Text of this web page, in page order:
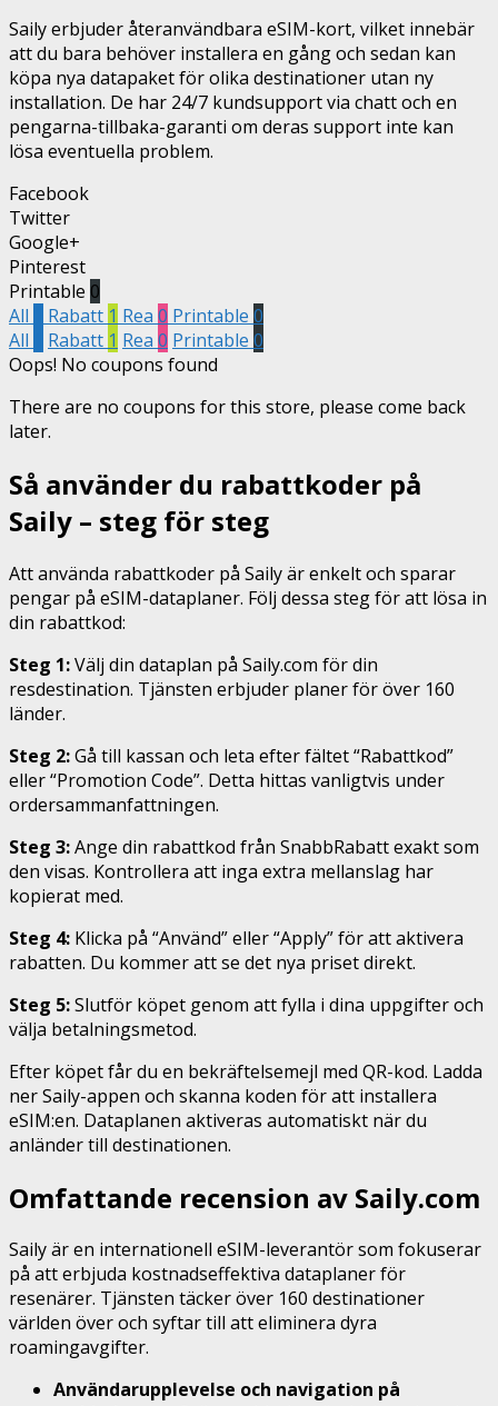
Saily erbjuder återanvändbara eSIM-kort, vilket innebär
att du bara behöver installera en gång och sedan kan
köpa nya datapaket för olika destinationer utan ny
installation. De har 24/7 kundsupport via chatt och en
pengarna-tillbaka-garanti om deras support inte kan
lösa eventuella problem.
Facebook
Twitter
Google+
Pinterest
Printable 0
All
Rabatt 1 Rea 0 Printable 0
All
Rabatt 1 Rea 0 Printable 0
Oops! No coupons found
There are no coupons for this store, please come back
later.
Så använder du rabattkoder på
Saily – steg för steg
Att använda rabattkoder på Saily är enkelt och sparar
pengar på eSIM-dataplaner. Följ dessa steg för att lösa in
din rabattkod:
Steg 1:Välj din dataplan på Saily.com för din
resdestination. Tjänsten erbjuder planer för över 160
länder.
Steg 2:Gå till kassan och leta efter fältet “Rabattkod”
eller “Promotion Code”. Detta hittas vanligtvis under
ordersammanfattningen.
Steg 3:Ange din rabattkod från SnabbRabatt exakt som
den visas. Kontrollera att inga extra mellanslag har
kopierat med.
Steg 4: Klicka på “Använd” eller “Apply” för att aktivera
rabatten. Du kommer att se det nya priset direkt.
Steg 5:Slutför köpet genom att fylla i dina uppgifter och
välja betalningsmetod.
Efter köpet får du en bekräftelsemejl med QR-kod. Ladda
ner Saily-appen och skanna koden för att installera
eSIM:en. Dataplanen aktiveras automatiskt när du
anländer till destinationen.
Omfattande recension av Saily.com
Saily är en internationell eSIM-leverantör som fokuserar
på att erbjuda kostnadseffektiva dataplaner för
resenärer. Tjänsten täcker över 160 destinationer
världen över och syftar till att eliminera dyra
roamingavgifter.
Användarupplevelse och navigation på